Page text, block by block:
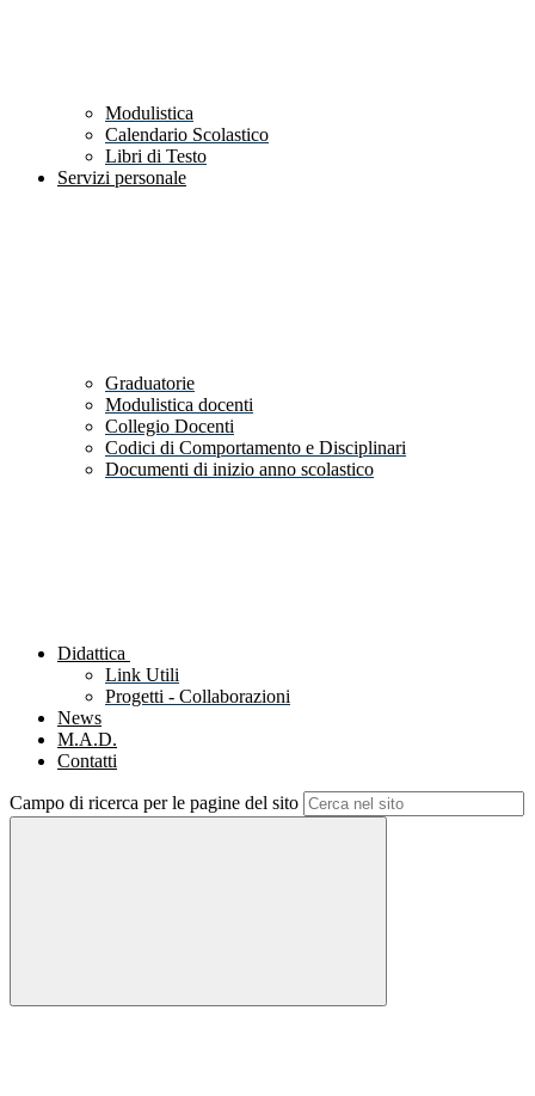
Modulistica
Calendario Scolastico
Libri di Testo
Servizi personale
Graduatorie
Modulistica docenti
Collegio Docenti
Codici di Comportamento e Disciplinari
Documenti di inizio anno scolastico
Didattica
Link Utili
Progetti - Collaborazioni
News
M.A.D.
Contatti
Campo di ricerca per le pagine del sito